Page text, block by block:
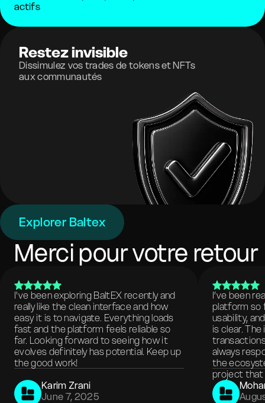
actifs
Restez invisible
Dissimulez vos trades de tokens et NFTs
aux communautés
Explorer Baltex
Merci pour votre retour
I've been exploring BaltEX recently and
really like the clean interface and how
easy it is to navigate. Everything loads
fast and the platform feels reliable so
far. Looking forward to seeing how it
evolves definitely has potential. Keep up
the good work!
Karim Zrani
June 7, 2025
I’ve been
platform so
usability,
is clear.
always
the
project that